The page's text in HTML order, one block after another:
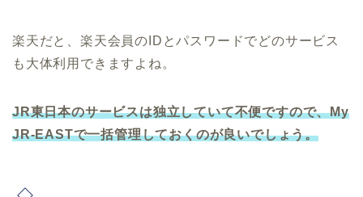
楽天だと、楽天会員のIDとパスワードでどのサービス
も大体利用できますよね。
JR東日本のサービスは独立していて不便ですので、My
JR-EASTで一括管理しておくのが良いでしょう。